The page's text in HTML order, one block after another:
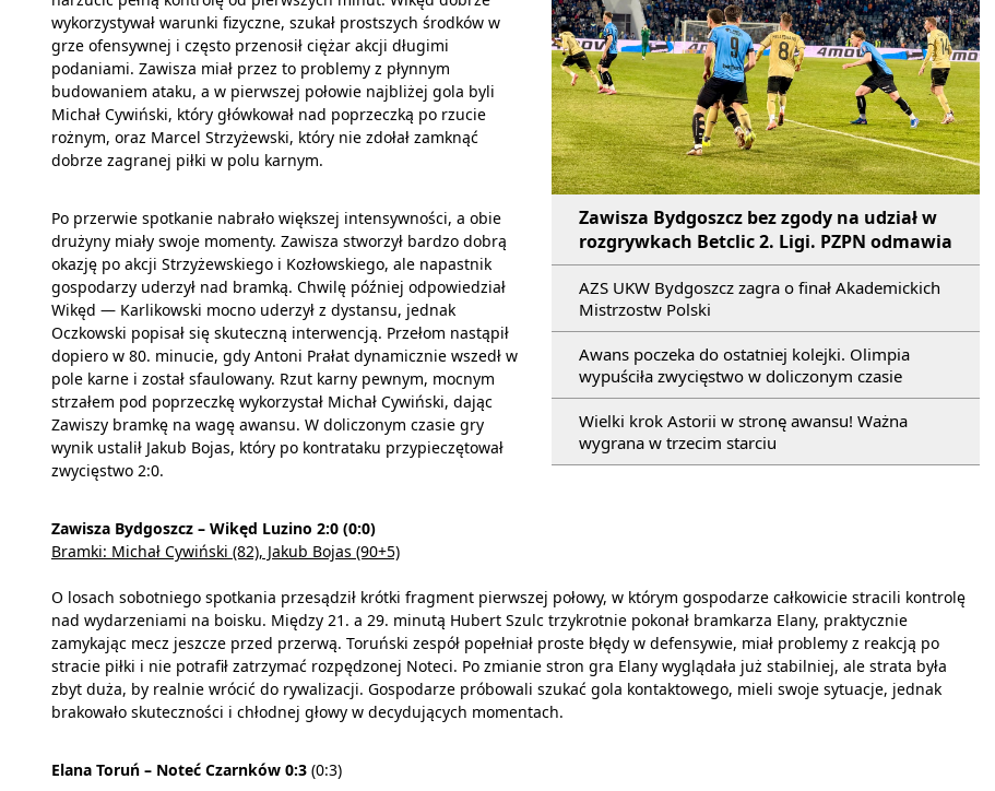
Zawisza Bydgoszcz bez zgody na udział w
rozgrywkach Betclic 2. Ligi. PZPN odmawia
AZS UKW Bydgoszcz zagra o finał Akademickich
Mistrzostw Polski
Awans poczeka do ostatniej kolejki. Olimpia
wypuściła zwycięstwo w doliczonym czasie
Wielki krok Astorii w stronę awansu! Ważna
wygrana w trzecim starciu
wykorzystywał warunki fizyczne, szukał prostszych środków w
grze ofensywnej i często przenosił ciężar akcji długimi
podaniami. Zawisza miał przez to problemy z płynnym
budowaniem ataku, a w pierwszej połowie najbliżej gola byli
Michał Cywiński, który główkował nad poprzeczką po rzucie
rożnym, oraz Marcel Strzyżewski, który nie zdołał zamknąć
dobrze zagranej piłki w polu karnym.
Po przerwie spotkanie nabrało większej intensywności, a obie
drużyny miały swoje momenty. Zawisza stworzył bardzo dobrą
okazję po akcji Strzyżewskiego i Kozłowskiego, ale napastnik
gospodarzy uderzył nad bramką. Chwilę później odpowiedział
Wikęd — Karlikowski mocno uderzył z dystansu, jednak
Oczkowski popisał się skuteczną interwencją. Przełom nastąpił
dopiero w 80. minucie, gdy Antoni Prałat dynamicznie wszedł w
pole karne i został sfaulowany. Rzut karny pewnym, mocnym
strzałem pod poprzeczkę wykorzystał Michał Cywiński, dając
Zawiszy bramkę na wagę awansu. W doliczonym czasie gry
wynik ustalił Jakub Bojas, który po kontrataku przypieczętował
zwycięstwo 2:0.
Zawisza Bydgoszcz – Wikęd Luzino 2:0 (0:0)
Bramki: Michał Cywiński (82), Jakub Bojas (90+5)
O losach sobotniego spotkania przesądził krótki fragment pierwszej połowy, w którym gospodarze całkowicie stracili kontrolę
nad wydarzeniami na boisku. Między 21. a 29. minutą Hubert Szulc trzykrotnie pokonał bramkarza Elany, praktycznie
zamykając mecz jeszcze przed przerwą. Toruński zespół popełniał proste błędy w defensywie, miał problemy z reakcją po
stracie piłki i nie potrafił zatrzymać rozpędzonej Noteci. Po zmianie stron gra Elany wyglądała już stabilniej, ale strata była
zbyt duża, by realnie wrócić do rywalizacji. Gospodarze próbowali szukać gola kontaktowego, mieli swoje sytuacje, jednak
brakowało skuteczności i chłodnej głowy w decydujących momentach.
Elana Toruń – Noteć Czarnków 0:3 (0:3)